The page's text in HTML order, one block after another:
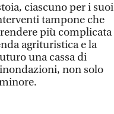
ciascuno per i suoi
tampone che
più complicata
agrituristica e la
una cassa di
non solo